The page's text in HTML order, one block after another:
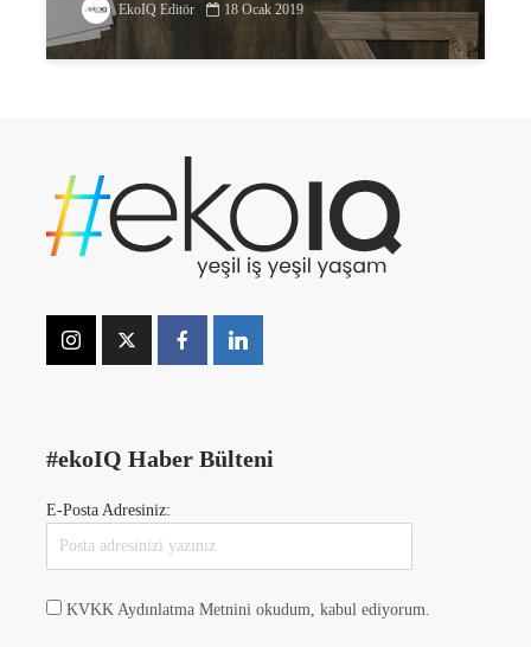
EkoIQ Editör 18 Ocak 2019
#ekoIQ Haber Bülteni
E-Posta Adresiniz:
KVKK Aydınlatma Metnini okudum, kabul ediyorum.